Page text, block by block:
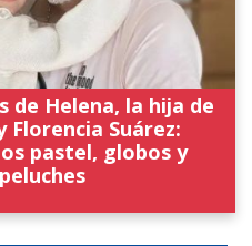
de Helena, la hija de
Florencia Suárez:
pastel, globos y